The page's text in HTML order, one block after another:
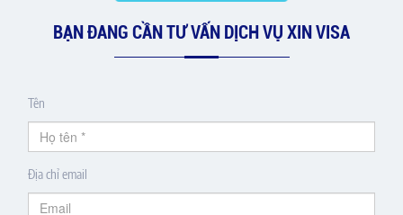
BẠN ĐANG CẦN TƯ VẤN DỊCH VỤ XIN VISA
Tên
Địa chỉ email